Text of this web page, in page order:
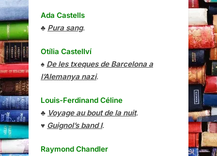
Ada Castells
♣ Pura sang.
Otília Castellví
♠ De les txeques de Barcelona a
l’Alemanya nazi.
Louis-Ferdinand Céline
♣ Voyage au bout de la nuit.
♥ Guignol’s band I.
Raymond Chandler